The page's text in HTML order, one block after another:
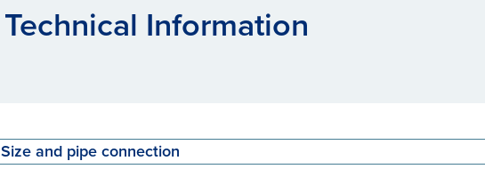
Technical Information
Size and pipe connection